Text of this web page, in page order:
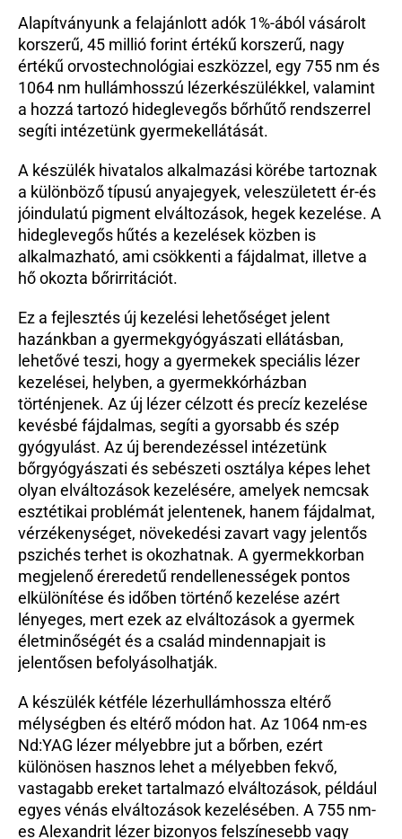
Beutaló kódok
Intézet
Szülőknek
Gyerekeknek
HEIM Akadémia
Alapítványunk a felajánlott adók 1%-ából vásárolt
korszerű, 45 millió forint értékű korszerű, nagy
értékű orvostechnológiai eszközzel, egy 755 nm és
1064 nm hullámhosszú lézerkészülékkel, valamint
a hozzá tartozó hideglevegős bőrhűtő rendszerrel
segíti intézetünk gyermekellátását.
A készülék hivatalos alkalmazási körébe tartoznak
a különböző típusú anyajegyek, veleszületett ér-és
jóindulatú pigment elváltozások, hegek kezelése. A
hideglevegős hűtés a kezelések közben is
alkalmazható, ami csökkenti a fájdalmat, illetve a
hő okozta bőrirritációt.
Ez a fejlesztés új kezelési lehetőséget jelent
hazánkban a gyermekgyógyászati ellátásban,
lehetővé teszi, hogy a gyermekek speciális lézer
kezelései, helyben, a gyermekkórházban
történjenek. Az új lézer célzott és precíz kezelése
kevésbé fájdalmas, segíti a gyorsabb és szép
gyógyulást. Az új berendezéssel intézetünk
bőrgyógyászati és sebészeti osztálya képes lehet
olyan elváltozások kezelésére, amelyek nemcsak
esztétikai problémát jelentenek, hanem fájdalmat,
vérzékenységet, növekedési zavart vagy jelentős
pszichés terhet is okozhatnak. A gyermekkorban
megjelenő éreredetű rendellenességek pontos
elkülönítése és időben történő kezelése azért
lényeges, mert ezek az elváltozások a gyermek
életminőségét és a család mindennapjait is
jelentősen befolyásolhatják.
A készülék kétféle lézerhullámhossza eltérő
mélységben és eltérő módon hat. Az 1064 nm-es
Nd:YAG lézer mélyebbre jut a bőrben, ezért
különösen hasznos lehet a mélyebben fekvő,
vastagabb ereket tartalmazó elváltozások, például
egyes vénás elváltozások kezelésében. A 755 nm-
es Alexandrit lézer bizonyos felszínesebb vagy